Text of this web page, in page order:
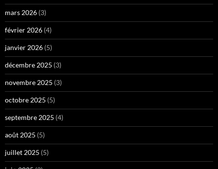
mars 2026 (3)
février 2026 (4)
janvier 2026 (5)
décembre 2025 (3)
novembre 2025 (3)
octobre 2025 (5)
septembre 2025 (4)
août 2025 (5)
juillet 2025 (5)